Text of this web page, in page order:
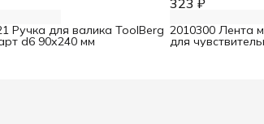
Ручка для валика ToolBerg
d6 90х240 мм
323 ₽
2010300 Лента
для